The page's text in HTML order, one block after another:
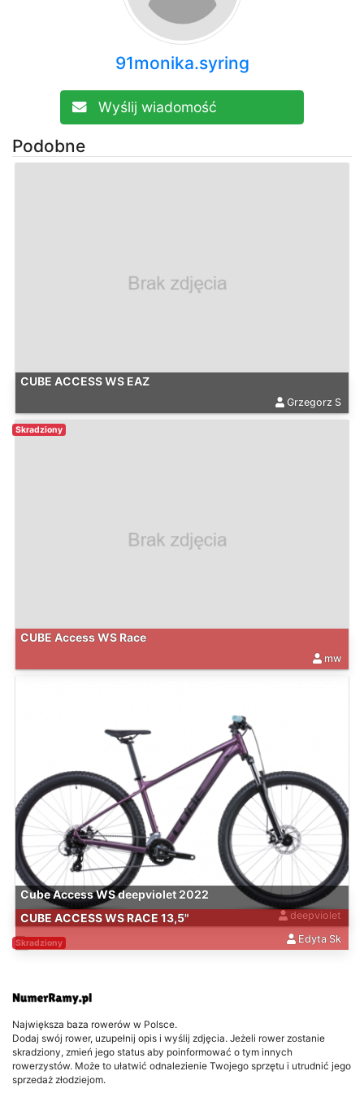
91monika.syring
Wyślij wiadomość
Podobne
CUBE ACCESS WS EAZ
Grzegorz S
Skradziony
CUBE Access WS Race
mw
Cube Access WS deepviolet 2022
deepviolet
Skradziony
CUBE ACCESS WS RACE 13,5"
Edyta Sk
Największa baza rowerów w Polsce.
Dodaj swój rower, uzupełnij opis i wyślij zdjęcia. Jeżeli rower zostanie
skradziony, zmień jego status aby poinformować o tym innych
rowerzystów. Może to ułatwić odnalezienie Twojego sprzętu i utrudnić jego
sprzedaż złodziejom.